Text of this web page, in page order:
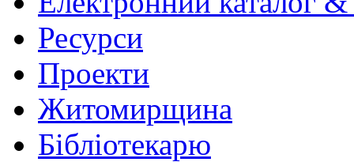
Ресурси
Проекти
Житомирщина
Бібліотекарю